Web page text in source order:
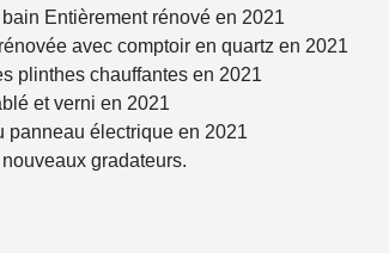
Entièrement rénové en 2021
avec comptoir en quartz en 2021
plinthes chauffantes en 2021
et verni en 2021
panneau électrique en 2021
gradateurs.